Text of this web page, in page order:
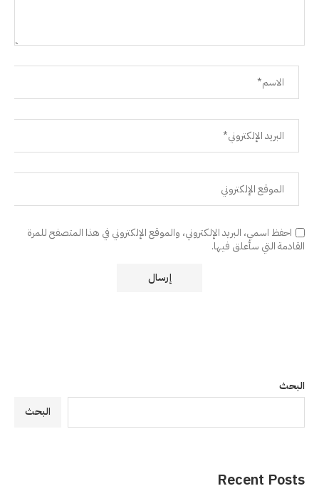
احفظ اسمي، البريد الإلكتروني، والموقع الإلكتروني في هذا المتصفح للمرة
القادمة التي سأعلق فيها.
البحث
البحث
Recent Posts